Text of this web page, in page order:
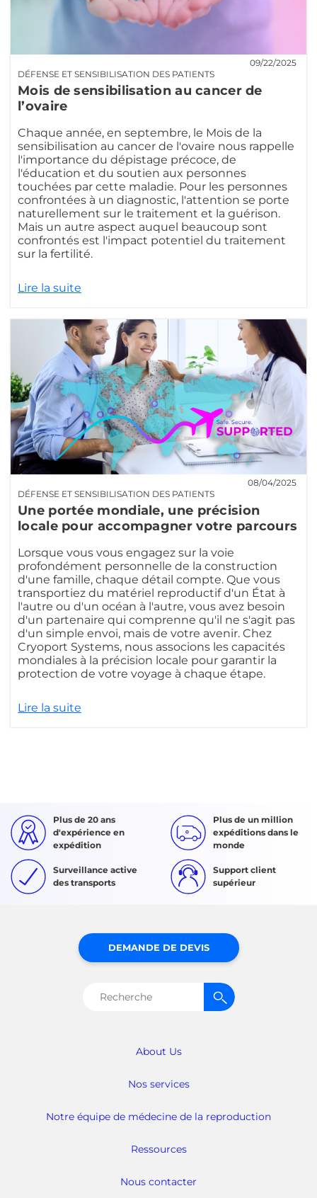
DÉFENSE ET SENSIBILISATION DES PATIENTS
09/22/2025
Mois de sensibilisation au cancer de
l’ovaire
Chaque année, en septembre, le Mois de la
sensibilisation au cancer de l'ovaire nous rappelle
l'importance du dépistage précoce, de
l'éducation et du soutien aux personnes
touchées par cette maladie. Pour les personnes
confrontées à un diagnostic, l'attention se porte
naturellement sur le traitement et la guérison.
Mais un autre aspect auquel beaucoup sont
confrontés est l'impact potentiel du traitement
sur la fertilité.
Lire la suite
DÉFENSE ET SENSIBILISATION DES PATIENTS
08/04/2025
Une portée mondiale, une précision
locale pour accompagner votre parcours
Lorsque vous vous engagez sur la voie
profondément personnelle de la construction
d'une famille, chaque détail compte. Que vous
transportiez du matériel reproductif d'un État à
l'autre ou d'un océan à l'autre, vous avez besoin
d'un partenaire qui comprenne qu'il ne s'agit pas
d'un simple envoi, mais de votre avenir. Chez
Cryoport Systems, nous associons les capacités
mondiales à la précision locale pour garantir la
protection de votre voyage à chaque étape.
Lire la suite
Plus de 20 ans
d'expérience en
expédition
Plus de un million
expéditions dans le
monde
Surveillance active
des transports
Support client
supérieur
About Us
Nos services
Notre équipe de médecine de la reproduction
Ressources
Nous contacter
DEMANDE DE DEVIS
Rechercher :